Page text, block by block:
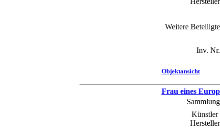
Weitere
Inv.
Objektansicht
Frau eines
Künstler